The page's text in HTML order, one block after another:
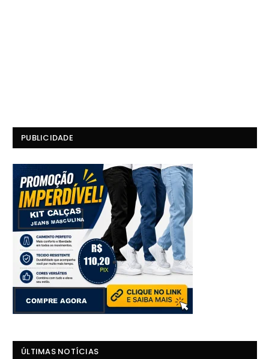
PUBLICIDADE
ÚLTIMAS NOTÍCIAS